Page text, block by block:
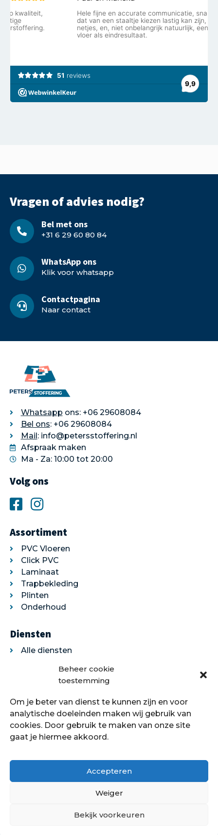
Beheer cookie
toestemming
Om je beter van dienst te kunnen zijn en voor
analytische doeleinden maken wij gebruik van
cookies. Door gebruik te maken van onze site
gaat je hiermee akkoord.
Accepteren
Weiger
Bekijk voorkeuren
Vragen of advies nodig?
Bel met ons
+31 6 29 60 80 84
WhatsApp ons
Klik voor whatsapp
Contactpagina
Naar contact
Whatsapp ons: +06 29608084
Bel ons: +06 29608084
Mail: info@petersstoffering.nl
Afspraak maken
Ma - Za: 10:00 tot 20:00
Volg ons
Assortiment
PVC Vloeren
Click PVC
Laminaat
Trapbekleding
Plinten
Onderhoud
Diensten
Alle diensten
Egaliseren
Traprenovatie
Over ons
Over ons
Showroom
Offerte aanvragen
Copyright © 2021 - 2022 Petersstoffering | KVK:
Hoe kan ik je helpen?